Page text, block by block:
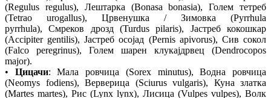
(Regulus regulus), Лештарка (Bonasa bonasia), Голем тетреб
(Tetrao urogallus), Црвенушка / Зимовка (Pyrrhula
pyrrhula), Смреков дрозд (Turdus pilaris), Јастреб кокошкар
(Accipiter gentilis), Јастреб осојад (Pernis apivorus), Сив сокол
(Falco peregrinus), Голем шарен клукајдрвец (Dendrocopos
major).
• Цицачи: Мала ровчица (Sorex minutus), Водна ровчица
(Neomys fodiens), Верверица (Sciurus vulgaris), Куна златка
(Martes martes), Рис (Lynx lynx), Лисица (Vulpes vulpes), Волк